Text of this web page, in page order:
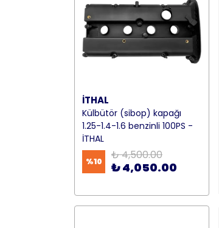
İTHAL
Külbütör (sibop) kapağı
1.25-1.4-1.6 benzinli 100PS -
İTHAL
%10 ₺ 4,500.00
₺ 4,050.00